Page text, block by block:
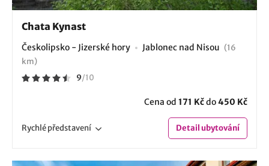
Chata Kynast
Českolipsko - Jizerské hory Jablonec nad Nisou (16
km)
9/10
Cena od 171 Kčdo450 Kč
Rychlépředstavení Detailubytování